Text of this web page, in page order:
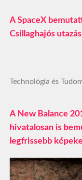
A SpaceX
Csillaghajós
Technológia és
A New Balance
hivatalosan is
legfrissebb